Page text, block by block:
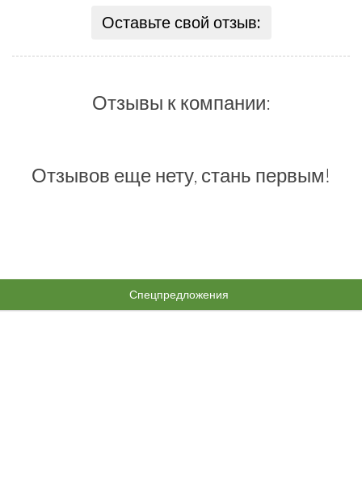
Оставьте свой отзыв:
Отзывы к компании:
Отзывов еще нету, стань первым!
Спецпредложения